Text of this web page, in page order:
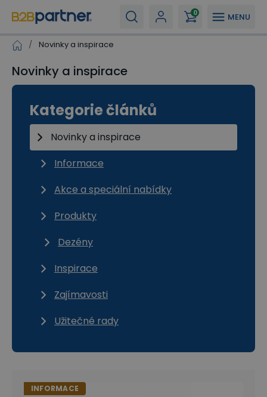
MENU
0
/ Novinky a inspirace
Novinky a inspirace
INFORMACE
Kategorie článků
Novinky a inspirace
Informace
Akce a speciální nabídky
Produkty
Dezény
Inspirace
Zajímavosti
Užitečné rady